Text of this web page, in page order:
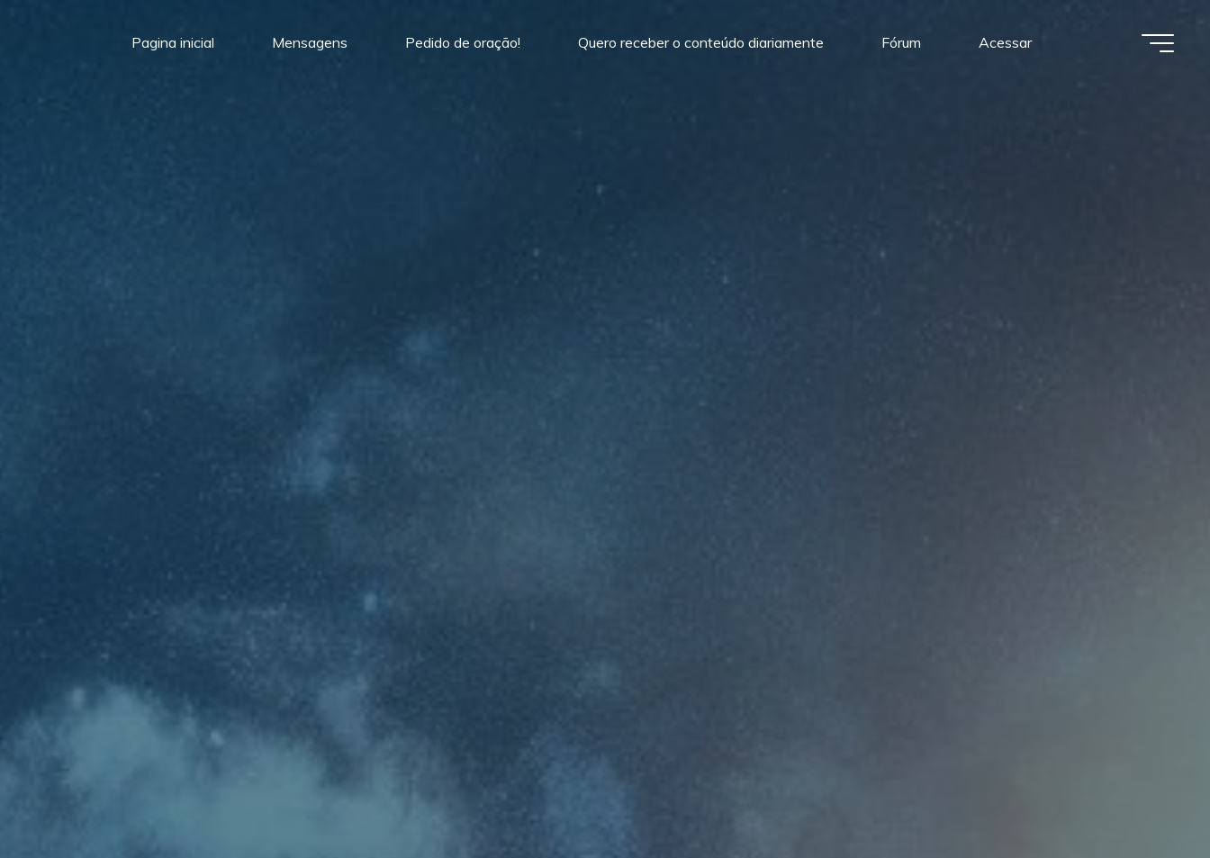
Pagina inicial Mensagens Pedido de oração! Quero receber o conteúdo diariamente Fórum Acessar